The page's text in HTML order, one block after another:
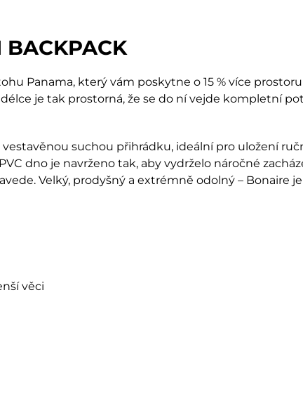
BACKPACK
Panama, který vám poskytne o 15 % více
je tak prostorná, že se do ní vejde kompletní
suchou přihrádku, ideální pro uložení
dno je navrženo tak, aby vydrželo náročné
Velký, prodyšný a extrémně odolný – Bonaire
věci